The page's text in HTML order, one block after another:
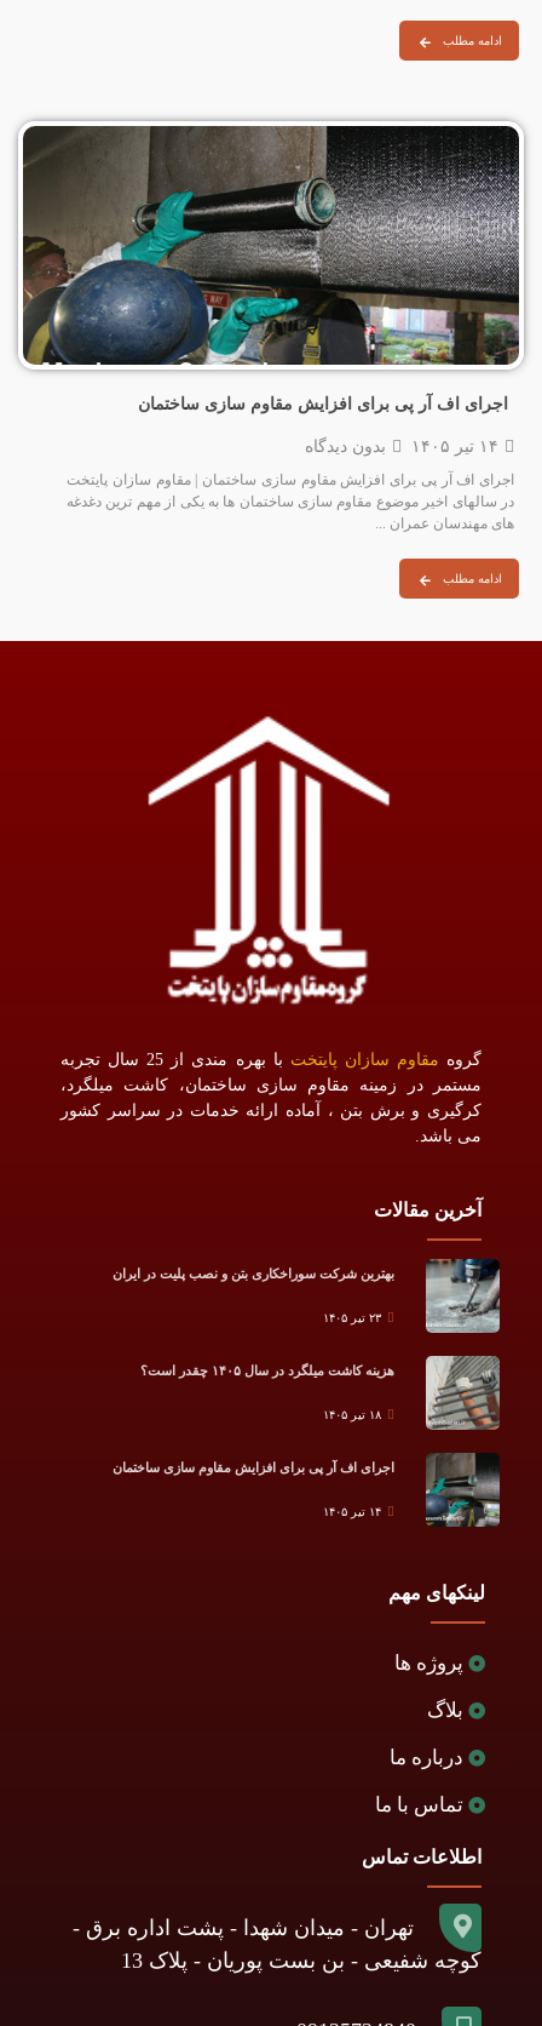
ادامه مطلب
اجرای اف آر پی برای افزایش مقاوم سازی ساختمان
۱۴ تیر ۱۴۰۵ بدون دیدگاه
اجرای اف آر پی برای افزایش مقاوم سازی ساختمان | مقاوم سازان پایتخت
در سالهای اخیر موضوع مقاوم‌ سازی ساختمان‌ ها به یکی از مهم‌ ترین دغدغه‌
های مهندسان عمران ...
ادامه مطلب
گروه مقاوم سازان پایتخت
با بهره مندی از 25 سال تجربه
مستمر در زمینه مقاوم سازی ساختمان، کاشت میلگرد،
کرگیری و برش بتن ، آماده ارائه خدمات در سراسر کشور
می باشد.
آخرین مقالات
بهترین شرکت سوراخکاری بتن و نصب پلیت در ایران
۲۳ تیر ۱۴۰۵
هزینه کاشت میلگرد در سال ۱۴۰۵ چقدر است؟
۱۸ تیر ۱۴۰۵
اجرای اف آر پی برای افزایش مقاوم سازی ساختمان
۱۴ تیر ۱۴۰۵
لینکهای مهم
پروژه ها
بلاگ
درباره ما
تماس با ما
اطلاعات تماس
تهران - میدان شهدا - پشت اداره برق -
کوچه شفیعی - بن بست پوریان - پلاک 13